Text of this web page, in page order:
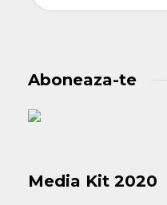
Aboneaza-te
Media Kit 2020